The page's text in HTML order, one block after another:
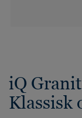
iQ
Klassisk